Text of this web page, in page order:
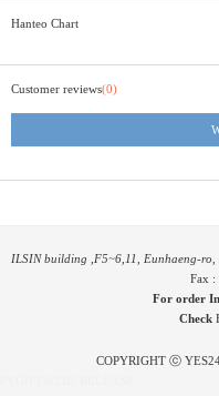
Hanteo Chart
Customer reviews(0)
ILSIN building ,F5~6,11, Eunhaeng-ro,
Fax :
For order
Check
COPYRIGHT ⓒ